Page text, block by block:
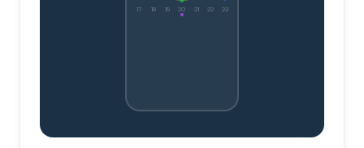
17
18 19 20 21 22 23